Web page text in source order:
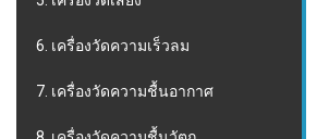
6. เครื่องวัดความเร็วลม
7. เครื่องวัดความชื้นอากาศ